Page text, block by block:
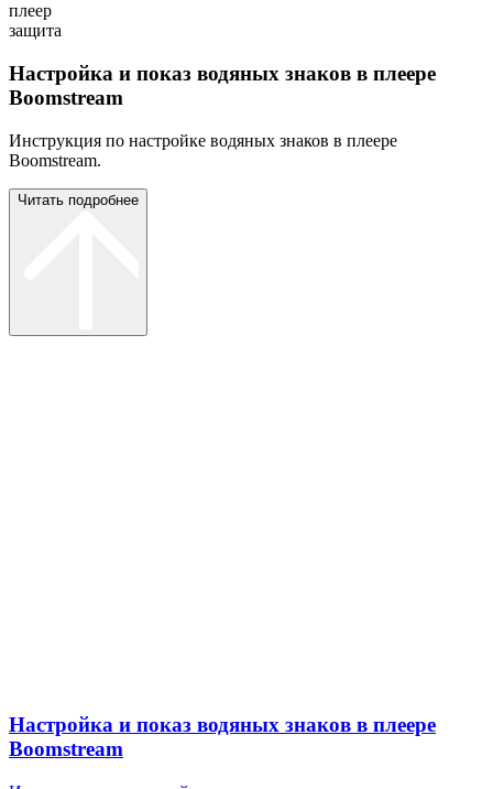
плеер
защита
Настройка и показ водяных знаков в плеере
Boomstream
Инструкция по настройке водяных знаков в плеере
Boomstream.
Читать подробнее
Настройка и показ водяных знаков в плеере
Boomstream